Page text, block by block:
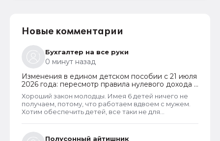
Новые комментарии
Бухгалтер на все руки
0 минут назад
Изменения в едином детском пособии с 21 июля
2026 года: пересмотр правила нулевого дохода и
новый порядок оформления пособий по месту
пребывания
Хороший закон молодцы. Имея 6 детей ничего не
получаем, потому, что работаем вдвоем с мужем.
Хотим обеспечить детей, все таки не для
работают чтобы получать пособия их все же
Полусонный айтишник